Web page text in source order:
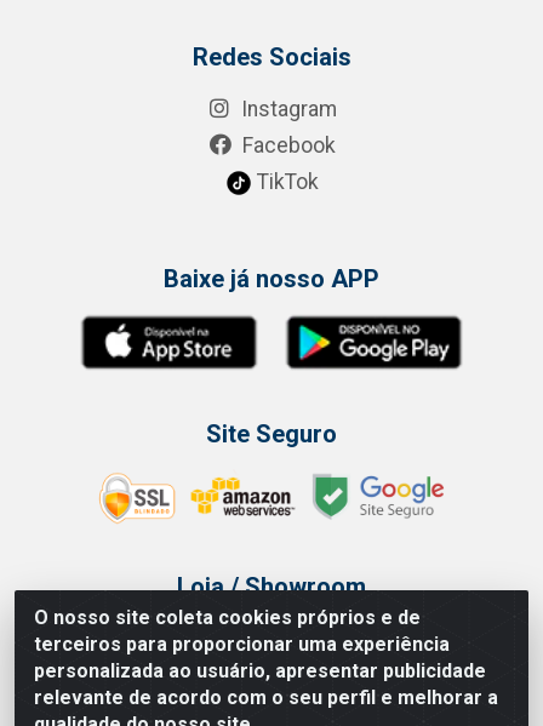
O nosso site coleta cookies próprios e de
terceiros para proporcionar uma experiência
personalizada ao usuário, apresentar publicidade
relevante de acordo com o seu perfil e melhorar a
Redes Sociais
Instagram
Facebook
TikTok
Baixe já nosso APP
Site Seguro
Loja / Showroom
Tel.: (11) 3314 6400
Av Vautier, 468 - Pari - São Paulo/SP